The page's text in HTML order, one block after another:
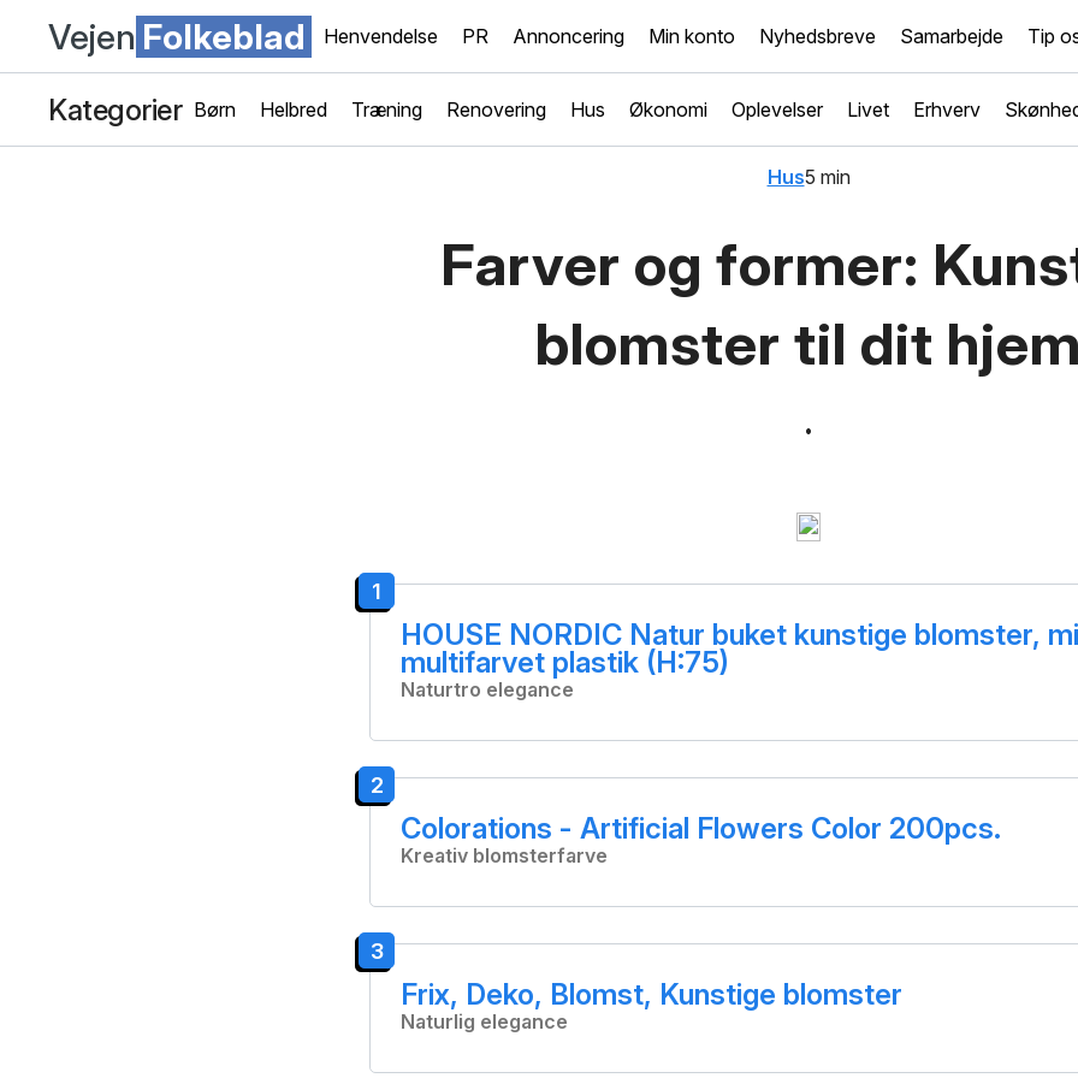
Vejen Folkeblad Henvendelse PR Annoncering Min konto Nyhedsbreve Samarbejde Tip
Kategorier Børn Helbred Træning Renovering Hus Økonomi Oplevelser Livet Erhverv
Farver og former:
blomster til dit
Hus5 min
1
Naturtro elegance
HOUSE NORDIC Natur buket kunstige blomster,
multifarvet plastik (H:75)
2
Kreativ blomsterfarve
Colorations - Artificial Flowers Color 200pcs.
3
Naturlig elegance
Frix, Deko, Blomst, Kunstige blomster